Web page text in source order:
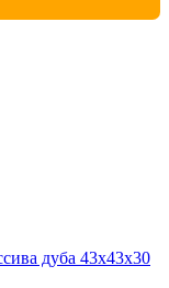
дуба 43х43х30